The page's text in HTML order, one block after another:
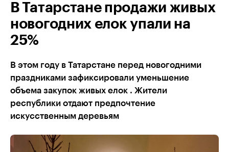
В Татарстане продажи живых
новогодних елок упали на
25%
В этом году в Татарстане перед новогодними
праздниками зафиксировали уменьшение
объема закупок живых елок . Жители
республики отдают предпочтение
искусственным деревьям